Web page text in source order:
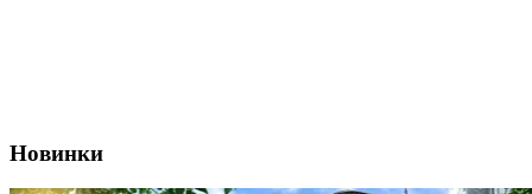
Новинки